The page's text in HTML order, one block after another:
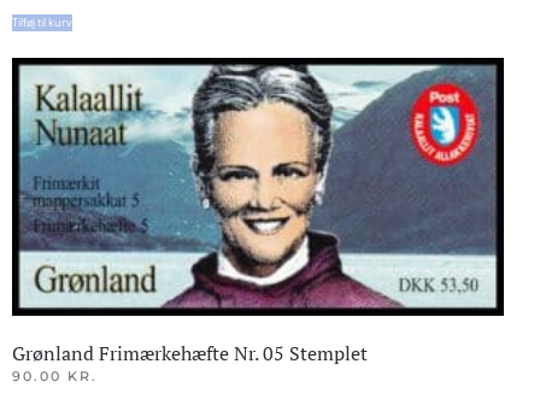
Tilføj til kurv
Grønland Frimærkehæfte Nr. 05 Stemplet
90.00 KR.